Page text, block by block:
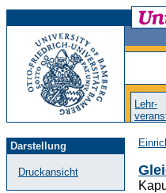
Lehr-
Darstellung
Druckansicht